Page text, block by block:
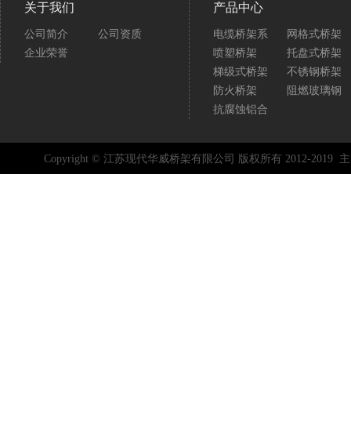
关于我们
公司简介
公司资质
企业荣誉
产品中心
电缆桥架系
网格式桥架
喷塑桥架
托盘式桥架
梯级式桥架
不锈钢桥架
防火桥架
阻燃玻璃钢
抗腐蚀铝合
Copyright © 江苏现代华威桥架有限公司 版权所有 2012-2019